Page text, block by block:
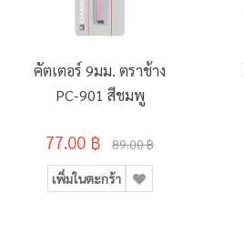
คัตเตอร์ 9มม. ตราช้าง
PC-901 สีชมพู
77.00 ฿ 89.00 ฿
เพิ่มในตะกร้า